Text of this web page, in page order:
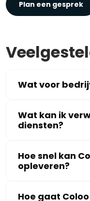
Plan een gesprek
Wat voor
Wat kan ik
diensten?
Hoe snel kan
opleveren?
Hoe gaat